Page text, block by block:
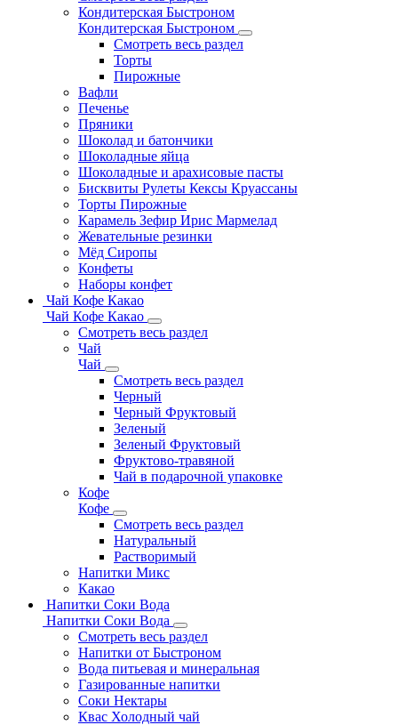
Кондитерская Быстроном
Кондитерская Быстроном
Смотреть весь раздел
Торты
Пирожные
Вафли
Печенье
Пряники
Шоколад и батончики
Шоколадные яйца
Шоколадные и арахисовые пасты
Бисквиты Рулеты Кексы Круассаны
Торты Пирожные
Карамель Зефир Ирис Мармелад
Жевательные резинки
Мёд Сиропы
Конфеты
Наборы конфет
Чай Кофе Какао
Чай Кофе Какао
Смотреть весь раздел
Чай
Чай
Смотреть весь раздел
Черный
Черный Фруктовый
Зеленый
Зеленый Фруктовый
Фруктово-травяной
Чай в подарочной упаковке
Кофе
Кофе
Смотреть весь раздел
Натуральный
Растворимый
Напитки Микс
Какао
Напитки Соки Вода
Напитки Соки Вода
Смотреть весь раздел
Напитки от Быстроном
Вода питьевая и минеральная
Газированные напитки
Соки Нектары
Квас Холодный чай